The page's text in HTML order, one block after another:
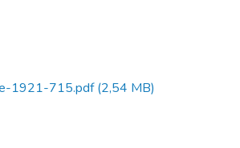
1921-715.pdf(2,54 MB)